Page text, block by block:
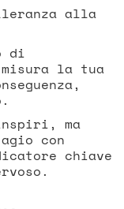
alla
di
la tua
ma
con
chiave